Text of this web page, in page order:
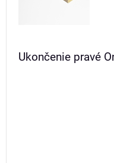
Ukončenie pravé